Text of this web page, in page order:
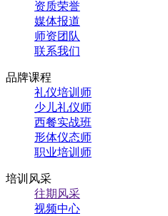
资质荣誉
媒体报道
师资团队
联系我们
品牌课程
礼仪培训师
少儿礼仪师
西餐实战班
形体仪态师
职业培训师
培训风采
往期风采
视频中心